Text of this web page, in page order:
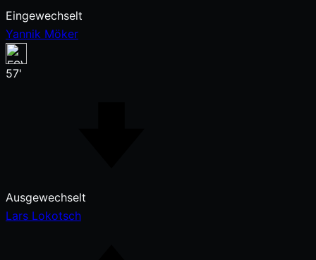
Eingewechselt
Yannik Möker
57'
Ausgewechselt
Lars Lokotsch